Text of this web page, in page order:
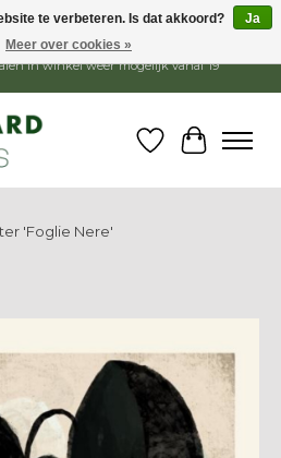
webshop blijft open. Bestellingen
in winkel weer mogelijk vanaf 19
Verlanglijst
'Foglie Nere'
te verbeteren. Is dat akkoord?
Ja
Meer over cookies »